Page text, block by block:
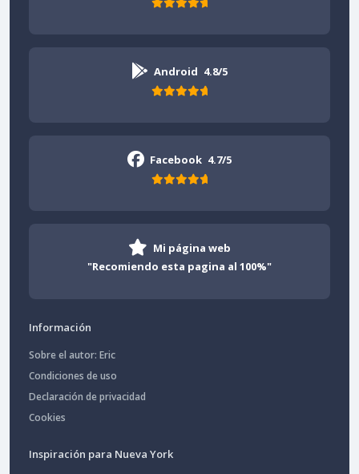
Android 4.8/5
Facebook 4.7/5
Mi página web
"Recomiendo esta pagina al 100%"
Información
Sobre el autor: Eric
Condiciones de uso
Declaración de privacidad
Cookies
Inspiración para Nueva York